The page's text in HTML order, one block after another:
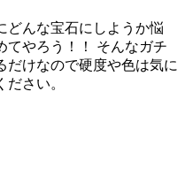
どんな宝石にしようか悩
てやろう！！ そんなガチ
だけなので硬度や色は気に
さい。